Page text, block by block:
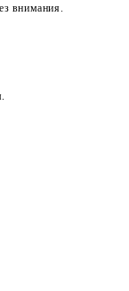
внимания.